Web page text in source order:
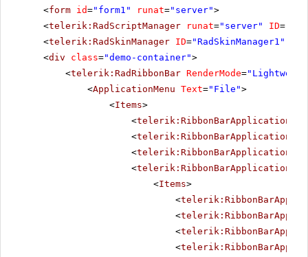
<form id="form1" runat="server">
<telerik:RadScriptManager runat="server" ID=
<telerik:RadSkinManager ID="RadSkinManager1"
<div class="demo-container">
<telerik:RadRibbonBar RenderMode=
<ApplicationMenu Text="File">
<Items>
<
<
<
<
<Items>
<
<
<
<